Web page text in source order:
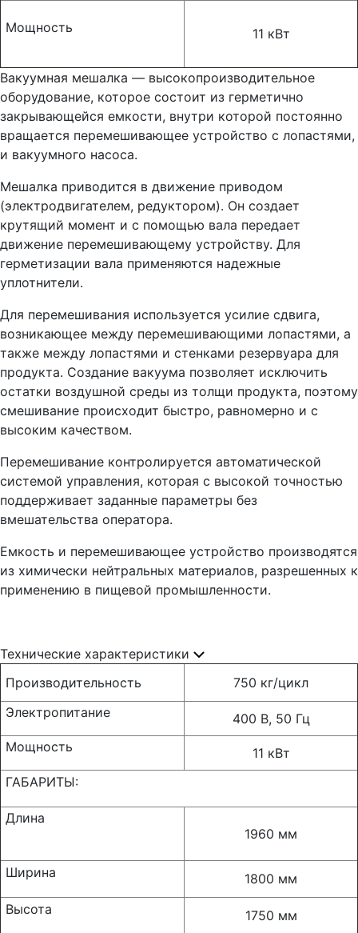
Мощность 11 кВт
Вакуумная мешалка — высокопроизводительное
оборудование, которое состоит из герметично
закрывающейся емкости, внутри которой постоянно
вращается перемешивающее устройство с лопастями,
и вакуумного насоса.
Мешалка приводится в движение приводом
(электродвигателем, редуктором). Он создает
крутящий момент и с помощью вала передает
движение перемешивающему устройству. Для
герметизации вала применяются надежные
уплотнители.
Для перемешивания используется усилие сдвига,
возникающее между перемешивающими лопастями, а
также между лопастями и стенками резервуара для
продукта. Создание вакуума позволяет исключить
остатки воздушной среды из толщи продукта, поэтому
смешивание происходит быстро, равномерно и с
высоким качеством.
Перемешивание контролируется автоматической
системой управления, которая с высокой точностью
поддерживает заданные параметры без
вмешательства оператора.
Емкость и перемешивающее устройство производятся
из химически нейтральных материалов, разрешенных к
применению в пищевой промышленности.
Технические характеристики
Производительность
750 кг/цикл
Электропитание
400 В, 50 Гц
Мощность
11 кВт
ГАБАРИТЫ:
Длина
1960 мм
Ширина
1800 мм
Высота
1750 мм